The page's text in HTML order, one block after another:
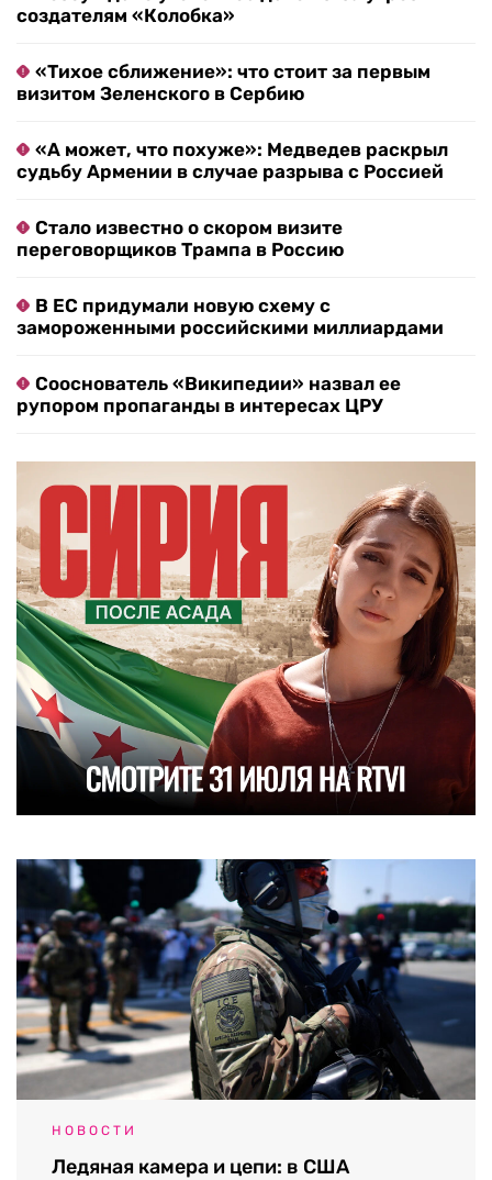
создателям «Колобка»
«Тихое сближение»: что стоит за первым
визитом Зеленского в Сербию
«А может, что похуже»: Медведев раскрыл
судьбу Армении в случае разрыва с Россией
Стало известно о скором визите
переговорщиков Трампа в Россию
В ЕС придумали новую схему с
замороженными российскими миллиардами
Сооснователь «Википедии» назвал ее
рупором пропаганды в интересах ЦРУ
НОВОСТИ
Ледяная камера и цепи: в США